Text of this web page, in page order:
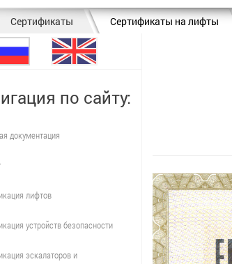
Сертификаты Сертификаты на лифты
по сайту:
документация
лифтов
устройств безопасности
эскалаторов и